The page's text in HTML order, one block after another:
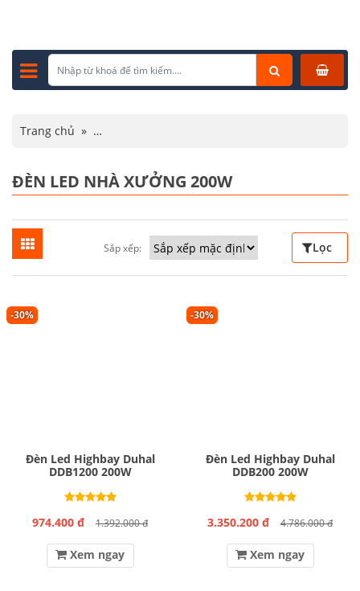
Trang chủ »
ĐÈN LED NHÀ XƯỞNG 200W
Sắp xếp: Lọc
-30%
Đèn Led Highbay Duhal
DDB1200 200W
974.400 đ 1.392.000 đ
Xem ngay
-30%
Đèn Led Highbay Duhal
DDB200 200W
3.350.200 đ 4.786.000 đ
Xem ngay